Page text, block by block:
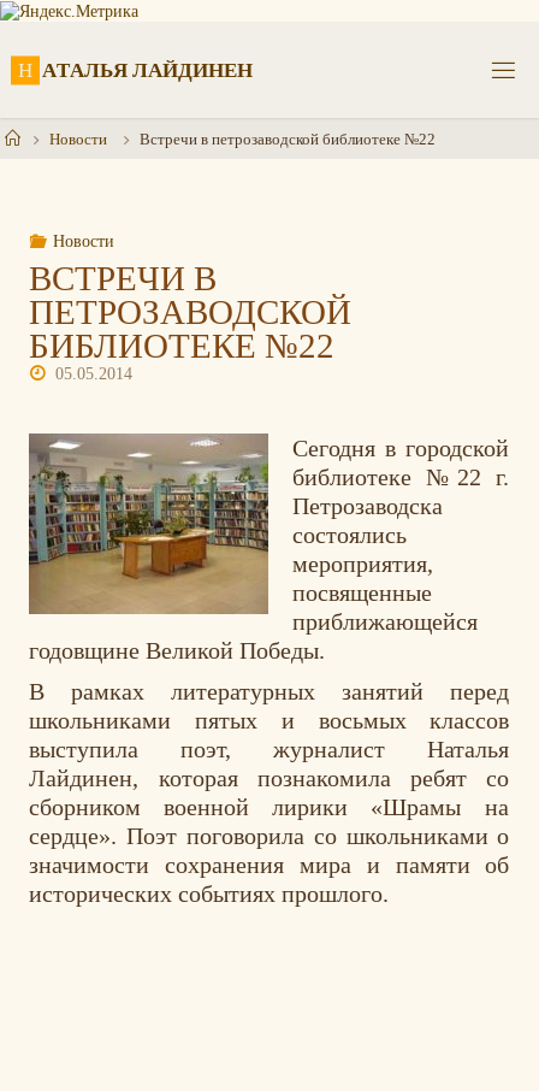
Перейти
Н АТАЛЬЯ ЛАЙДИНЕН
ГлавнаяНовости Встречи в петрозаводской библиотеке №22
Новости
ВСТРЕЧИ В
ПЕТРОЗАВОДСКОЙ
БИБЛИОТЕКЕ №22
05.05.2014
Сегодня в городской
библиотеке №22 г.
Петрозаводска
состоялись
мероприятия,
посвященные
приближающейся
годовщинеВеликой Победы.
В рамках литературных занятий перед
школьниками пятых и восьмых классов
выступила поэт, журналистНаталья
Лайдинен, которая познакомила ребят со
сборником военной лирики «Шрамы на
сердце». Поэт поговорила со школьниками о
значимости сохранения мира и памяти об
исторических событиях прошлого.